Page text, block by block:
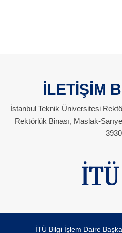
İLETİŞİM
İstanbul Teknik Üniversitesi
Rektörlük Binası, Maslak-
3930
İTÜ Bilgi İşlem Daire